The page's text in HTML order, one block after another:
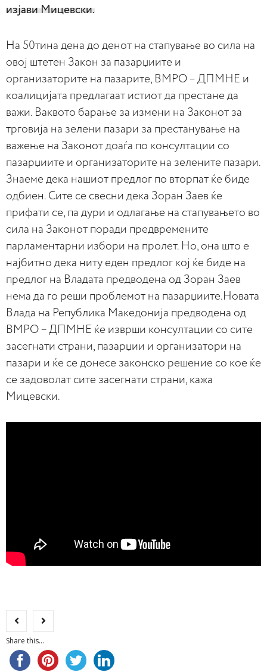
изјави Мицевски.
На 50тина дена до денот на стапување во сила на
овој штетен Закон за пазарџиите и
организаторите на пазарите, ВМРО – ДПМНЕ и
коалицијата предлагаат истиот да престане да
важи. Ваквото барање за измени на Законот за
трговија на зелени пазари за престанување на
важење на Законот доаѓа по консултации со
пазарџиите и организаторите на зелените пазари.
Знаеме дека нашиот предлог по вторпат ќе биде
одбиен. Сите се свесни дека Зоран Заев ќе
прифати се, па дури и одлагање на стапувањето во
сила на Законот поради предвремените
парламентарни избори на пролет. Но, она што е
најбитно дека ниту еден предлог кој ќе биде на
предлог на Владата предводена од Зоран Заев
нема да го реши проблемот на пазарџиите.Новата
Влада на Република Македонија предводена од
ВМРО – ДПМНЕ ќе изврши консултации со сите
засегнати страни, пазарџии и организатори на
пазари и ќе се донесе законско решение со кое ќе
се задоволат сите засегнати страни, кажа
Мицевски.
Share this...